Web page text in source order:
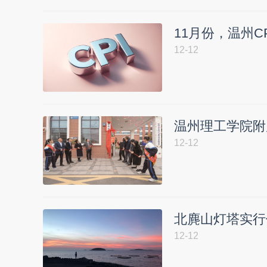
11月份，温州
12-12
温州理工学院
12-12
北麂山灯塔实
12-12